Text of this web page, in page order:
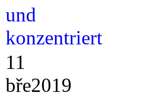
11
bře2019